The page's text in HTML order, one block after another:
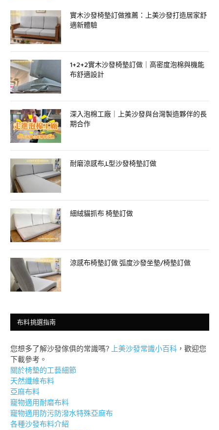
實木沙發椅墊訂做推薦：上美沙發打造居家舒
適新體驗
1+2+2實木沙發椅墊訂做｜高密度泡棉與機能
布舒適設計
深入泡棉工廠｜上美沙發與台灣製造夥伴的長
期合作
耐磨涼感布,L型沙發椅墊訂做
細絨貓抓布 椅墊訂做
涼感布椅墊訂做 弧度沙發坐墊/椅墊訂做
布料挑選指南
您想多了解沙發傢俱的常識嗎? 上美沙發常識小百科 ，歡迎您
下載參考。
關於椅墊的工藝細節
天然纖維布料
亞麻布料
竉物適用耐磨布料
竉物適用防污防潑水特殊亞麻布
各種沙發布料介紹